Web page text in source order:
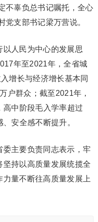
不辜负总书记嘱托，全心
党支部书记梁万营说。
以人民为中心的发展思
年至2021年，全省城
增长与经济增长基本同
户群众；截至2021年，
中阶段毛入学率超过
安全感不断提升。
主要负责同志表示，牢
持以高质量发展统揽全
量不断往高质量发展上